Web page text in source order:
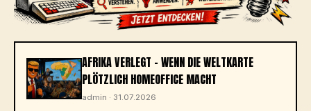
AFRIKA VERLEGT – WENN DIE WELTKARTE
PLÖTZLICH HOMEOFFICE MACHT
admin · 31.07.2026